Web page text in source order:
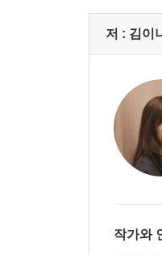
Part 02. 감정
“감정, 누르
부끄럽다 :
찬란하다 :
슬프다. 서
# 마음을 방
묻다. 품다 :
외롭다 : 오
저 : 김이
작가와